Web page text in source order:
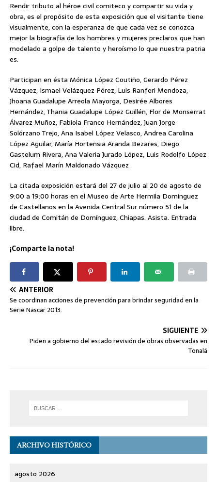
Rendir tributo al héroe civil comiteco y compartir su vida y
obra, es el propósito de esta exposición que el visitante tiene
visualmente, con la esperanza de que cada vez se conozca
mejor la biografía de los hombres y mujeres preclaros que han
modelado a golpe de talento y heroísmo lo que nuestra patria
es.
Participan en ésta Mónica López Coutiño, Gerardo Pérez
Vázquez, Ismael Velázquez Pérez, Luis Ranferi Mendoza,
Jhoana Guadalupe Arreola Mayorga, Desirée Albores
Hernández, Thania Guadalupe López Guillén, Flor de Monserrat
Álvarez Muñoz, Fabiola Franco Hernández, Juan Jorge
Solórzano Trejo, Ana Isabel López Velasco, Andrea Carolina
López Aguilar, María Hortensia Aranda Bezares, Diego
Gastelum Rivera, Ana Valeria Jurado López, Luis Rodolfo López
Cid, Rafael Marín Maldonado Vázquez
La citada exposición estará del 27 de julio al 20 de agosto de
9:00 a 19:00 horas en el Museo de Arte Hermila Domínguez
de Castellanos en la Avenida Central Sur número 51 de la
ciudad de Comitán de Domínguez, Chiapas. Asista. Entrada
libre.
¡Comparte la nota!
ANTERIOR
Se coordinan acciones de prevención para brindar seguridad en la
Serie Nascar 2013.
SIGUIENTE
Piden a gobierno del estado revisión de obras observadas en
Tonalá
ARCHIVO HISTÓRICO
agosto 2026